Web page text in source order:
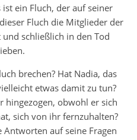
ein Fluch, der auf seiner
Fluch die Mitglieder der
schließlich in den Tod
brechen? Hat Nadia, das
etwas damit zu tun?
hingezogen, obwohl er sich
sich von ihr fernzuhalten?
auf seine Fragen